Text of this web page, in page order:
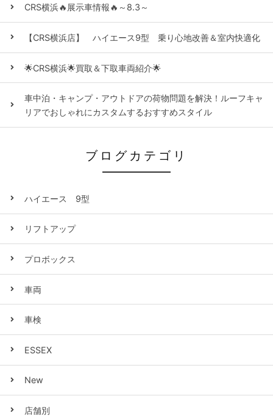
CRS横浜🔥展示車情報🔥～8.3～
【CRS横浜店】 ハイエース9型 乗り心地改善＆室内快適化
🌟CRS横浜🌟買取＆下取車両紹介🌟
車中泊・キャンプ・アウトドアの荷物問題を解決！ルーフキャ
リアでおしゃれにカスタムするおすすめスタイル
ブログカテゴリ
ハイエース 9型
リフトアップ
プロボックス
車両
車検
ESSEX
New
店舗別